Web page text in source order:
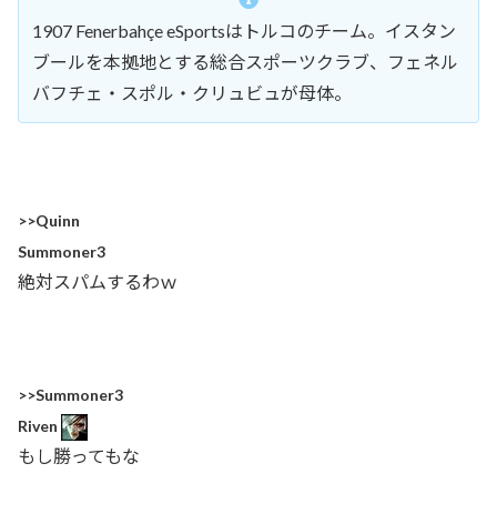
1907 Fenerbahçe eSportsはトルコのチーム。イスタン
ブールを本拠地とする総合スポーツクラブ、フェネル
バフチェ・スポル・クリュビュが母体。
>>Quinn
Summoner3
絶対スパムするわｗ
>>Summoner3
Riven
もし勝ってもな